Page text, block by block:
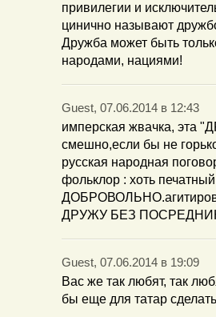
привилегии и
цинично называют
Дружба может быть
народами, нациями!
Guest, 07.06.2014 в 12:43
имперская жвачка,
смешно,если бы не
русская народная
фольклор : хоть
ДРУЖУ БЕЗ
Guest, 07.06.2014 в 19:09
Вас же так любят, так
бы еще для татар